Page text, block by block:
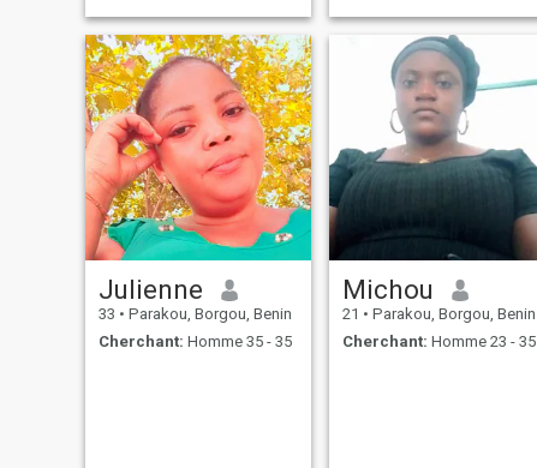
Julienne
33 • Parakou, Borgou, Benin
Cherchant: Homme 35 - 35
Michou
21 • Parakou, Borgou, Benin
Cherchant: Homme 23 - 35